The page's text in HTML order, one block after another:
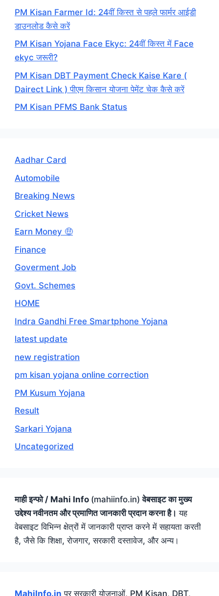
PM Kisan Farmer Id: 24वीं किस्त से पहले फार्मर आईडी
डाउनलोड कैसे करें
PM Kisan Yojana Face Ekyc: 24वीं किस्त में Face
ekyc जरूरी?
PM Kisan DBT Payment Check Kaise Kare (
Dairect Link ) पीएम किसान योजना पेमेंट चेक कैसे करें
PM Kisan PFMS Bank Status
Aadhar Card
Automobile
Breaking News
Cricket News
Earn Money 🤑
Finance
Goverment Job
Govt. Schemes
HOME
Indra Gandhi Free Smartphone Yojana
latest update
new registration
pm kisan yojana online correction
PM Kusum Yojana
Result
Sarkari Yojana
Uncategorized
माही इन्फो / Mahi Info (mahiinfo.in)वेबसाइट का मुख्य
उद्देश्य नवीनतम और प्रमाणित जानकारी प्रदान करना है। यह
वेबसाइट विभिन्न क्षेत्रों में जानकारी प्राप्त करने में सहायता करती
है, जैसे कि शिक्षा, रोजगार, सरकारी दस्तावेज, और अन्य।
MahiInfo.in पर सरकारी योजनाओं, PM Kisan, DBT,